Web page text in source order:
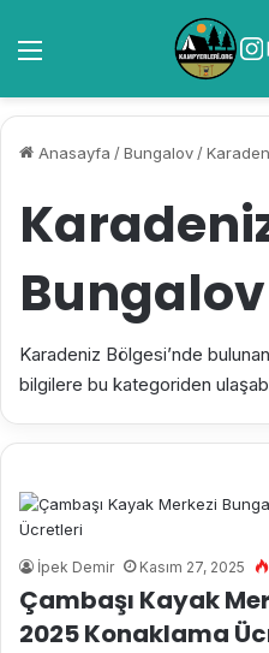
Anasayfa /Bungalov/
Karadeniz Bölgesi’nde
bilgilere bu kategoriden
İpek Demir Kasım 27, 2025
Çambaşı Kayak
2025 Konaklama